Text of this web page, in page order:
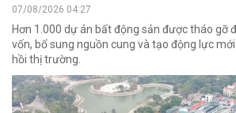
07/08/2026 04:27
Hơn 1.000 dự án bất động sản được tháo gỡ
vốn, bổ sung nguồn cung và tạo động lực
hồi thị trường.